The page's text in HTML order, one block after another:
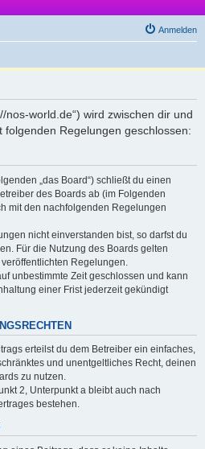
Anmelden
nos-world.de“) wird zwischen dir und
Regelungen geschlossen:
„das Board“) schließt du einen
des Boards ab (im Folgenden
mit den nachfolgenden Regelungen
nicht einverstanden bist, so darfst du
Für die Nutzung des Boards gelten
Regelungen.
unbestimmte Zeit geschlossen und kann
einer Frist jederzeit gekündigt
erteilst du dem Betreiber ein einfaches,
und unentgeltliches Recht, deinen
zu nutzen.
2, Unterpunkt a bleibt auch nach
bestehen.